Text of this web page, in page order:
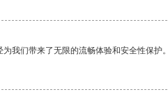
我们带来了无限的流畅体验和安全性保护